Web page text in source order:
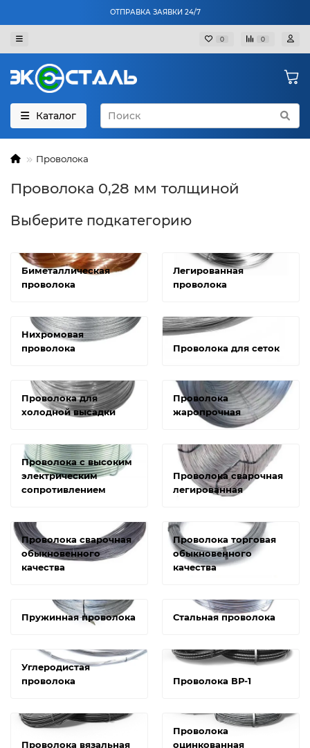
ОТПРАВКА ЗАЯВКИ 24/7
0 0
Каталог
Проволока
Проволока 0,28 мм толщиной
Выберите подкатегорию
Биметаллическая
проволока
Легированная
проволока
Нихромовая
проволока
Проволока для сеток
Проволока для
холодной высадки
Проволока
жаропрочная
Проволока с высоким
электрическим
сопротивлением
Проволока сварочная
легированная
Проволока сварочная
обыкновенного
качества
Проволока торговая
обыкновенного
качества
Пружинная проволока Стальная проволока
Углеродистая
проволока
Проволока ВР-1
Проволока вязальная
Проволока
оцинкованная